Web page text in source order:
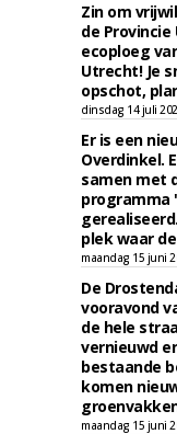
Zin om
de Provincie
ecoploeg
Utrecht! Je
opschot,
dinsdag 14 juli
Er is een
Overdinkel.
samen met
programma
plek waar
maandag 15 juni
De
vooravond
de hele
vernieuwd
bestaande
komen
maandag 15 juni